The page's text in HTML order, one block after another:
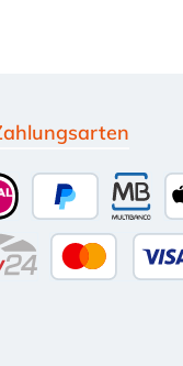
PayPal
(10 Tage